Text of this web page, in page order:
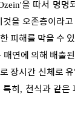
을 따서 명명
을 오존층이라
피해를 막을 수
연에 의해 배출
장시간 신체로
특히, 천식과 같은